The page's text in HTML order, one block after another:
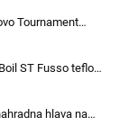
Tournament
3.75oz 105gr
ST Fusso teflon
hlava na